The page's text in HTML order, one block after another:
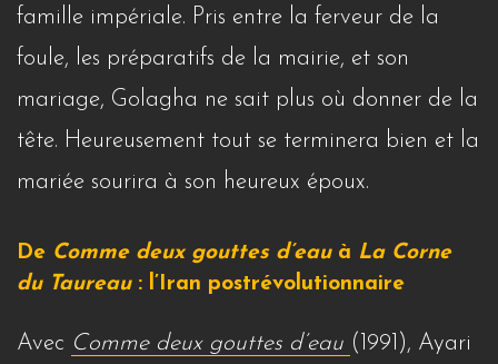
famille impériale. Pris entre la ferveur de la
foule, les préparatifs de la mairie, et son
mariage, Golagha ne sait plus où donner de la
tête. Heureusement tout se terminera bien et la
mariée sourira à son heureux époux.
De Comme deux gouttes d’eauà La Corne
du Taureau: l’Iran postrévolutionnaire
Avec Comme deux gouttes d’eau (1991), Ayari